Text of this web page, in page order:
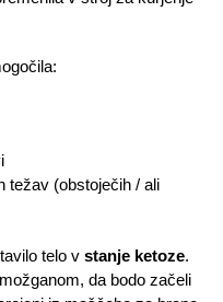
težav (obstoječih / ali
telo v stanje ketoze.
da bodo začeli